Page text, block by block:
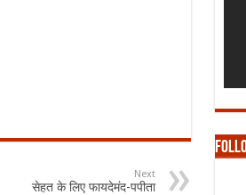
Next
सेहत के लिए फायदेमंद-पपीता